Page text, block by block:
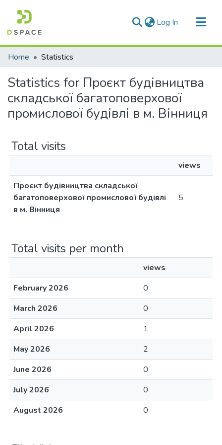
Log In (current)
Communities & Collections
Home Statistics
Statistics for Проєкт будівництва
складської багатоповерхової
промислової будівлі в м. Вінниця
Total visits
views
Проєкт будівництва складської
багатоповерхової промислової будівлі
в м. Вінниця
5
Total visits per month
views
February 2026
0
March 2026
0
April 2026
1
May 2026
2
June 2026
0
July 2026
0
August 2026
0